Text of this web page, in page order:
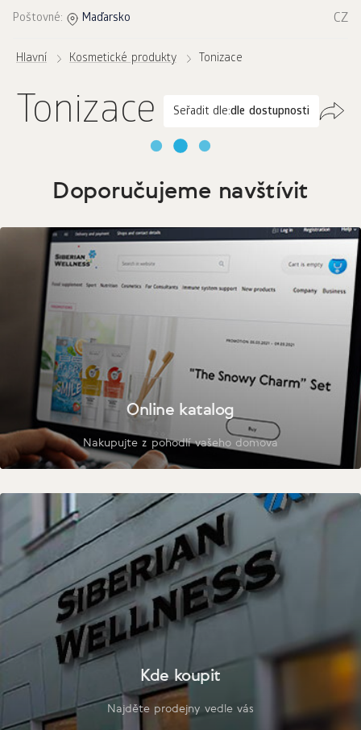
Poštovné: Maďarsko CZ
Hlavní Kosmetické produkty Tonizace
Tonizace Seřadit dle:dle dostupnosti
Doporučujeme navštívit
Online katalog
Nakupujte z pohodlí vašeho domova
Kde koupit
Najděte prodejny vedle vás